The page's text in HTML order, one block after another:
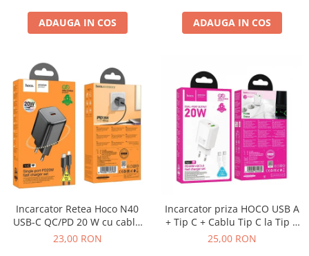
SERIA 13
SERIA 15
SERIA 16
SERIA 17
Ecrane Pentru MOTOROLA
MOTOROLA COMPATIBILE
MOTOROLA SERVICE PACK
XIAOMI COMPATIBILE
XIAOMI SERVICE PACK
ADAUGA IN COS ADAUGA IN COS
Incarcator Retea Hoco N40
USB-C QC/PD 20 W cu cablu
USB-C – Lightning - Negru
23,00 RON
Incarcator priza HOCO USB A
+ Tip C + Cablu Tip C la Tip C
PD QC3.0 3A 20W N61 - ALB
25,00 RON